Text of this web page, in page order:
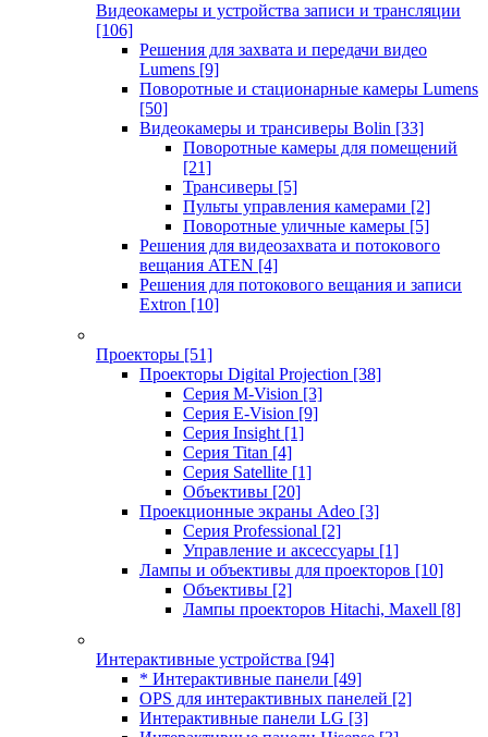
Видеокамеры и устройства записи и трансляции
[106]
Решения для захвата и передачи видео
Lumens [9]
Поворотные и стационарные камеры Lumens
[50]
Видеокамеры и трансиверы Bolin [33]
Поворотные камеры для помещений
[21]
Трансиверы [5]
Пульты управления камерами [2]
Поворотные уличные камеры [5]
Решения для видеозахвата и потокового
вещания ATEN [4]
Решения для потокового вещания и записи
Extron [10]
Проекторы [51]
Проекторы Digital Projection [38]
Серия M-Vision [3]
Серия E-Vision [9]
Серия Insight [1]
Серия Titan [4]
Серия Satellite [1]
Объективы [20]
Проекционные экраны Adeo [3]
Серия Professional [2]
Управление и аксессуары [1]
Лампы и объективы для проекторов [10]
Объективы [2]
Лампы проекторов Hitachi, Maxell [8]
Интерактивные устройства [94]
* Интерактивные панели [49]
OPS для интерактивных панелей [2]
Интерактивные панели LG [3]